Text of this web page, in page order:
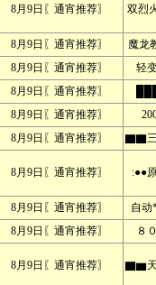
8月9日〖通宵推荐〗 双烈
8月9日〖通宵推荐〗
魔龙
8月9日〖通宵推荐〗
轻
8月9日〖通宵推荐〗
8月9日〖通宵推荐〗
8月9日〖通宵推荐〗 ▇▇
8月9日〖通宵推荐〗 :●●
8月9日〖通宵推荐〗
自动
8月9日〖通宵推荐〗 ８
8月9日〖通宵推荐〗 ▇▆